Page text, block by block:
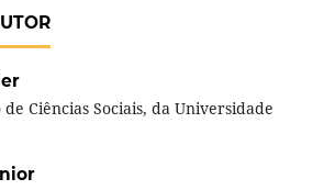
Ciências Sociais, da Universidade